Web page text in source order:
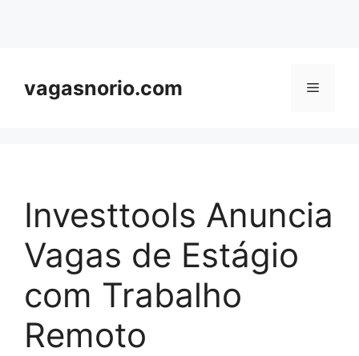
vagasnorio.com Menu
Investtools Anuncia
Vagas de Estágio
com Trabalho
Remoto